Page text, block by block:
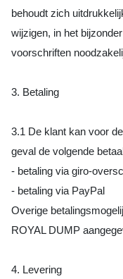
behoudt zich
wijzigen, in het
voorschriften
3. Betaling
3.1 De klant kan voor
geval de volgende
- betaling via giro-
- betaling via PayPal
Overige
ROYAL DUMP
4. Levering